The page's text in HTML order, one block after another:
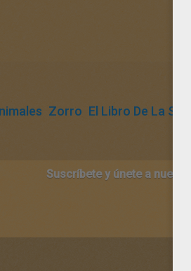
Zorro El Libro De La Selva
Suscríbete y únete a